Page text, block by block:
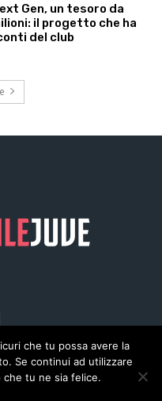
Gen, un tesoro da
il progetto che ha
del club
che tu possa avere la
Se continui ad utilizzare
che tu ne sia felice.